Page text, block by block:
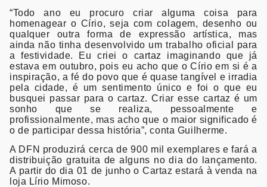
“Todo ano eu procuro criar alguma coisa para
homenagear o Círio, seja com colagem, desenho ou
qualquer outra forma de expressão artística, mas
ainda não tinha desenvolvido um trabalho oficial para
a festividade. Eu criei o cartaz imaginando que já
estava em outubro, pois eu acho que o Círio em si é a
inspiração, a fé do povo que é quase tangível e irradia
pela cidade, é um sentimento único e foi o que eu
busquei passar para o cartaz. Criar esse cartaz é um
sonho que se realiza, pessoalmente e
profissionalmente, mas acho que o maior significado é
o de participar dessa história”, conta Guilherme.
A DFN produzirá cerca de 900 mil exemplares e fará a
distribuição gratuita de alguns no dia do lançamento.
A partir do dia 01 de junho o Cartaz estará à venda na
loja Lírio Mimoso.